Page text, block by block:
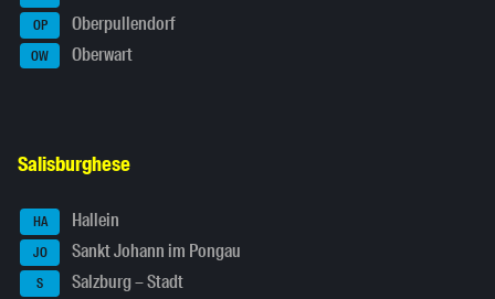
OP Oberpullendorf
OW Oberwart
Salisburghese
HA Hallein
JO Sankt Johann im Pongau
S Salzburg – Stadt